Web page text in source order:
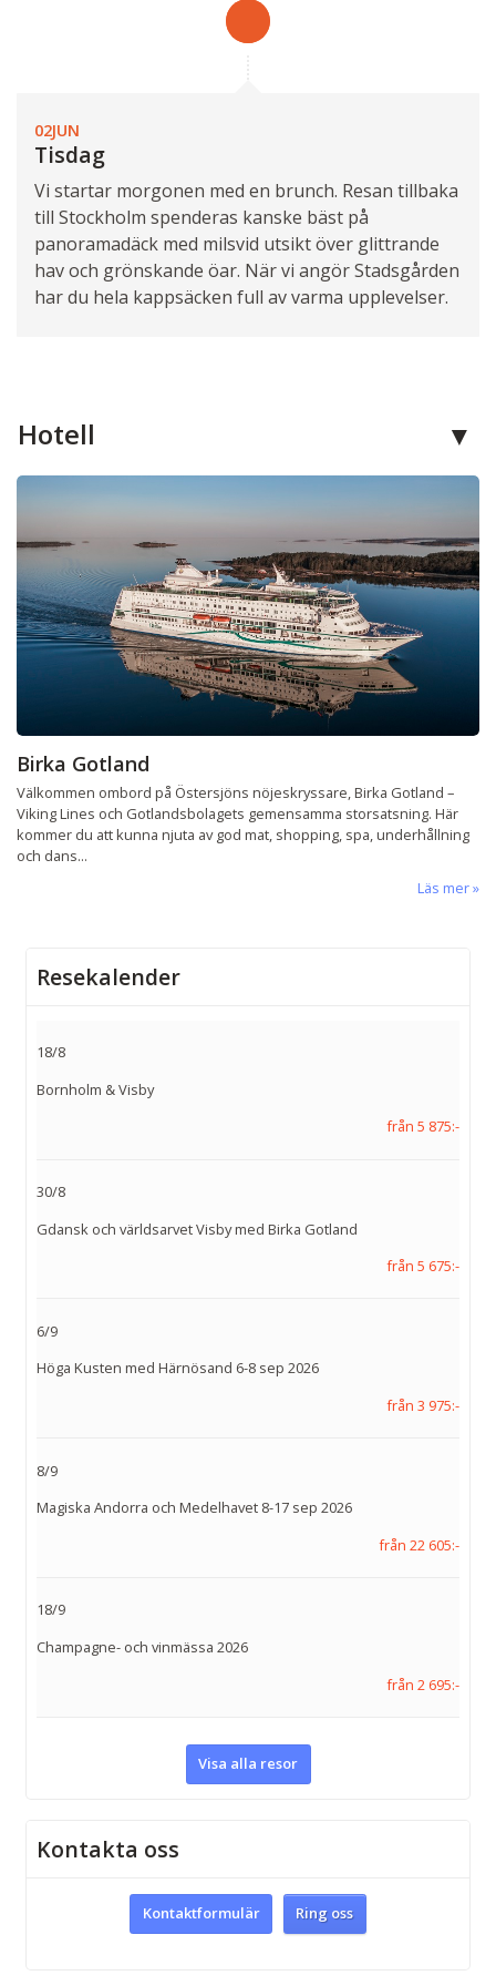
02JUN
Tisdag
Vi startar morgonen med en brunch. Resan tillbaka
till Stockholm spenderas kanske bäst på
panoramadäck med milsvid utsikt över glittrande
hav och grönskande öar. När vi angör Stadsgården
har du hela kappsäcken full av varma upplevelser.
Hotell
Birka Gotland
Välkommen ombord på Östersjöns nöjeskryssare, Birka Gotland –
Viking Lines och Gotlandsbolagets gemensamma storsatsning. Här
kommer du att kunna njuta av god mat, shopping, spa, underhållning
och dans...
Läs mer
Resekalender
18/8
Bornholm & Visby
från 5 875:-
30/8
Gdansk och världsarvet Visby med Birka Gotland
från 5 675:-
6/9
Höga Kusten med Härnösand 6-8 sep 2026
från 3 975:-
8/9
Magiska Andorra och Medelhavet 8-17 sep 2026
från 22 605:-
18/9
Champagne- och vinmässa 2026
från 2 695:-
Visa alla resor
Kontakta oss
Kontaktformulär Ring oss